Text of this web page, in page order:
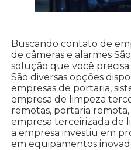
Buscando contato de
de câmeras e alarmes
solução que você precisa
São diversas opções
empresas de portaria,
empresa de limpeza
remotas, portaria
empresa terceirizada de
a empresa investiu em
em equipamentos